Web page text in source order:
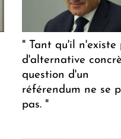
" Tant qu'il n'existe
d'alternative
question d'un
référendum ne se
pas. "